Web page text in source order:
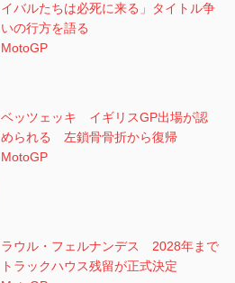
イバルたちは必死に来る」タイトル争
いの行方を語る
MotoGP
ベッツェッキ イギリスGP出場が認
められる 左鎖骨骨折から復帰
MotoGP
ラウル・フェルナンデス 2028年まで
トラックハウス残留が正式決定